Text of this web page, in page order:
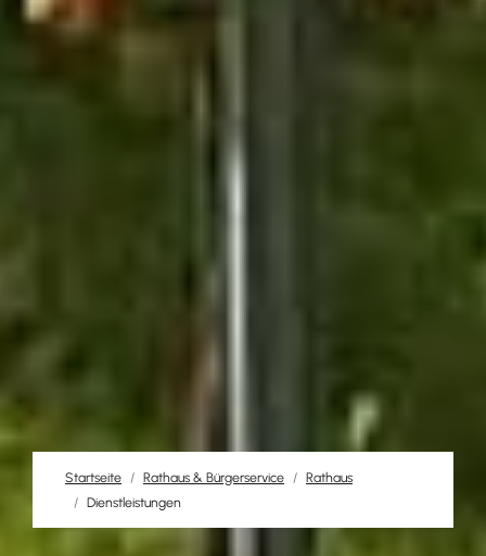
Startseite Rathaus & Bürgerservice
Rathaus
Dienstleistungen